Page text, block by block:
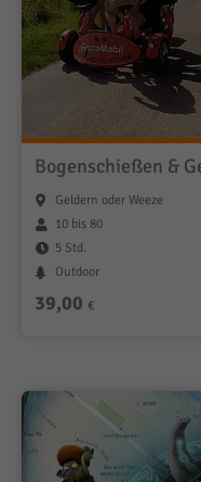
Bogenschießen &
Geldern oder Weeze
10 bis 80
5 Std.
Outdoor
39,00 €